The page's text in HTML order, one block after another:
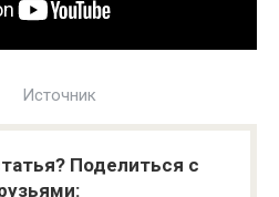
Источник
Поделиться с